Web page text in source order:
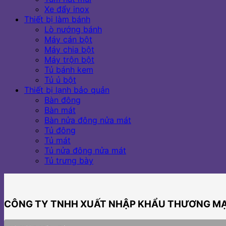
Xe đẩy inox
Thiết bị làm bánh
Lò nướng bánh
Máy cán bột
Máy chia bột
Máy trộn bột
Tủ bánh kem
Tủ ủ bột
Thiết bị lạnh bảo quản
Bàn đông
Bàn mát
Bàn nửa đông nửa mát
Tủ đông
Tủ mát
Tủ nửa đông nửa mát
Tủ trưng bày
CÔNG TY TNHH XUẤT NHẬP KHẨU THƯƠNG